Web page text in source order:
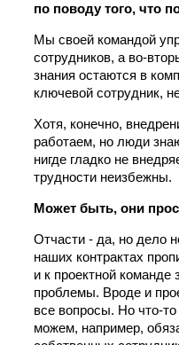
по поводу того, что
Мы своей командой
сотрудников, а во-
знания остаются в
ключевой сотрудник,
Хотя, конечно,
работаем, но люди
нигде гладко не
трудности неизбежны.
Может быть, они
Отчасти - да, но дело
наших контрактах
и к проектной команде
проблемы. Вроде и
все вопросы. Но что-
можем, например,